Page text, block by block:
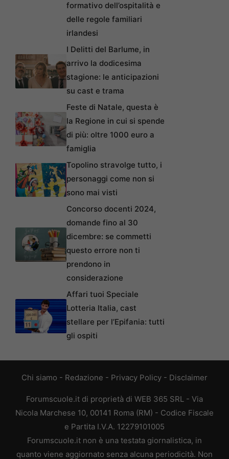
formativo dell’ospitalità e
delle regole familiari
irlandesi
I Delitti del Barlume, in
arrivo la dodicesima
stagione: le anticipazioni
su cast e trama
Feste di Natale, questa è
la Regione in cui si spende
di più: oltre 1000 euro a
famiglia
Topolino stravolge tutto, i
personaggi come non si
sono mai visti
Concorso docenti 2024,
domande fino al 30
dicembre: se commetti
questo errore non ti
prendono in
considerazione
Affari tuoi Speciale
Lotteria Italia, cast
stellare per l’Epifania: tutti
gli ospiti
Chi siamo - Redazione - Privacy Policy - Disclaimer
Forumscuole.it di proprietà di WEB 365 SRL - Via
Nicola Marchese 10, 00141 Roma (RM) - Codice Fiscale
e Partita I.V.A. 12279101005
Forumscuole.it non è una testata giornalistica, in
quanto viene aggiornato senza alcuna periodicità. Non